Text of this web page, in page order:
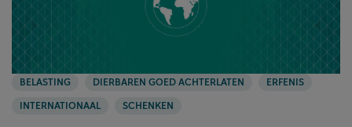
BELASTING DIERBAREN GOED ACHTERLATEN
ERFENIS
INTERNATIONAAL
SCHENKEN